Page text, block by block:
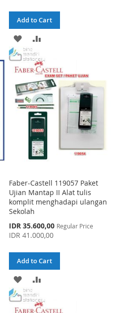
Add to Cart
ADD
TO
WISH
LIST
COMPARE
Faber-Castell 119057 Paket
Ujian Mantap II Alat tulis
komplit menghadapi ulangan
Sekolah
Special
Price
IDR 35.600,00 Regular Price
IDR 41.000,00
Add to Cart
ADD
TO